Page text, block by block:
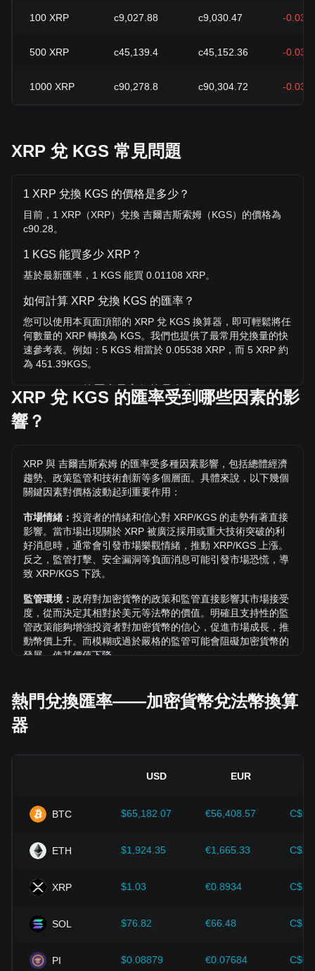
100 XRP с9,027.88 с9,030.47 -0.03%
500 XRP с45,139.4 с45,152.36 -0.03%
1000 XRP с90,278.8 с90,304.72 -0.03%
XRP 兌 KGS 常見問題
1 XRP 兌換 KGS 的價格是多少？
目前，1 XRP（XRP）兌換 吉爾吉斯索姆（KGS）的價格為
с90.28。
1 KGS 能買多少 XRP？
基於最新匯率，1 KGS 能買 0.01108 XRP。
如何計算 XRP 兌換 KGS 的匯率？
您可以使用本頁面頂部的 XRP 兌 KGS 換算器，即可輕鬆將任
何數量的 XRP 轉換為 KGS。我們也提供了最常用兌換量的快
速參考表。例如：5 KGS 相當於 0.05538 XRP，而 5 XRP 約
為 451.39KGS。
XRP / KGS 的歷史最高價格是多少？
值是否還會超越目前的歷史最高價呢？讓我們拭目以待。
過去 7 天內，XRP（XRP）的匯率下跌了 3.16%。 過去 1 個
月內，XRP（XRP）兌 吉爾吉斯索姆（KGS）的匯率下降了
6.83%。
XRP 兌 KGS 的匯率受到哪些因素的影
響？
XRP 與 吉爾吉斯索姆 的匯率受多種因素影響，包括總體經濟
趨勢、政策監管和技術創新等多個層面。具體來說，以下幾個
關鍵因素對價格波動起到重要作用：
市場情緒： 投資者的情緒和信心對 XRP/KGS 的走勢有著直接
影響。當市場出現關於 XRP 被廣泛採用或重大技術突破的利
好消息時，通常會引發市場樂觀情緒，推動 XRP/KGS 上漲。
反之，監管打擊、安全漏洞等負面消息可能引發市場恐慌，導
致 XRP/KGS 下跌。
監管環境： 政府對加密貨幣的政策和監管直接影響其市場接受
度，從而決定其相對於美元等法幣的價值。明確且支持性的監
管政策能夠增強投資者對加密貨幣的信心，促進市場成長，推
動幣價上升。而模糊或過於嚴格的監管可能會阻礙加密貨幣的
發展，使其價值下降。
經濟成長等關鍵指標）對法幣價值起決定性作用，間接影響
XRP/KGS 的匯率。例如：高通膨可能削弱市場對法幣的信
任，促使投資者尋求比特幣等加密資產作為避險工具，進而推
高其價格。
性的提升，都為比特幣等加密貨幣的價值成長提供了強而有力
投資者需深入了解這些因素，以避免做出錯誤決策。在綜合考
勢，並根據市場變化及時調整投資策略。
熱門兌換匯率——加密貨幣兌法幣換算
器
USD EUR
BTC $65,182.07 €56,408.57
ETH $1,924.35 €1,665.33
XRP $1.03 €0.8934
SOL $76.82 €66.48
PI $0.08879 €0.07684